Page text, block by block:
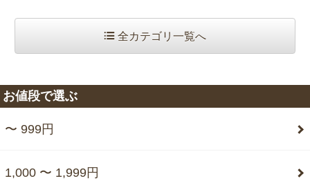
全カテゴリ一覧へ
お値段で選ぶ
〜 999円
1,000 〜 1,999円